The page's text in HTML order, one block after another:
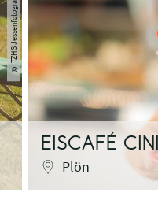
© TZHS Jessenfotografie
EISCAFÉ
Plön